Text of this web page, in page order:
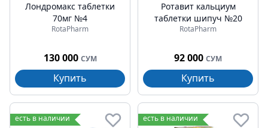
Лондромакс таблетки
70мг №4
RotaPharm
130 000 СУМ
Купить
Ротавит кальциум
таблетки шипуч №20
RotaPharm
92 000 СУМ
Купить
есть в наличии есть в наличии